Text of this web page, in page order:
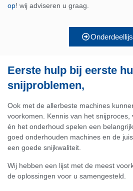
op! wij adviseren u graag.
Eerste hulp bij eerste
snijproblemen,
Ook met de allerbeste machines
voorkomen. Kennis van het
én het onderhoud spelen een
goed onderhouden machines en de
een goede snijkwaliteit.
Wij hebben een lijst met de meest
de oplossingen voor u samengesteld.